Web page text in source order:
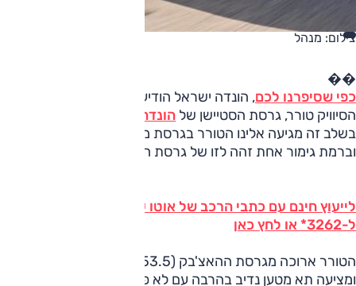
צילום: מנהל
��
כפי שסיפרנו לכם, הונדה ישראל הודיעה על תחילת השיווק של
הסיוויק טורר, גרסת הסטיישן של הונדה סיוויק האצ'בק
וברמת גימור אחת זהה לזו של גרסת ההאצ'בק (Comfort).
לייעוץ חינם עם כתבי הרכב של אוטו על כל דגמי הונדה חייג
ל-3262* או לחץ כאן